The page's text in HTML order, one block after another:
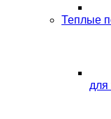
Теплые
для